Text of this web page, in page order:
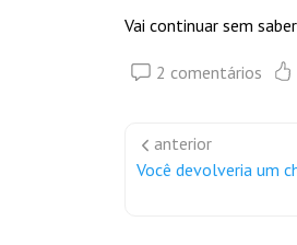
Vai continuar sem
2 comentários
anterior
Você devolveria um